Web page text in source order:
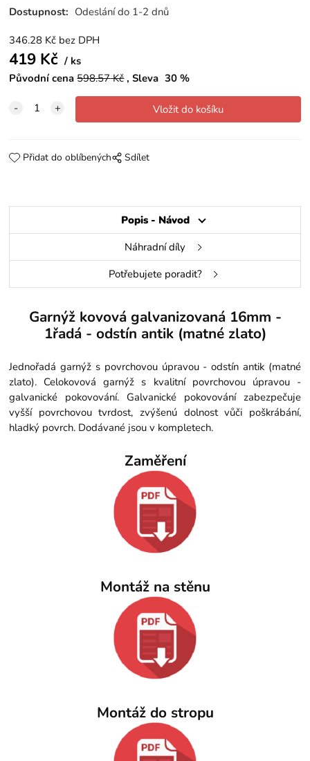
Dostupnost: Odeslání do 1-2 dnů
346.28 Kč bez DPH
419 Kč
ks
Původní cena 598.57Kč Sleva 30 %
Přidat do oblíbených Sdílet
Popis - Návod
Náhradní díly
Potřebujete poradit?
Garnýž kovová galvanizovaná 16mm -
1řadá - odstín antik (matné zlato)
Jednořadá garnýž s povrchovou úpravou - odstín antik (matné
zlato). Celokovová garnýž s kvalitní povrchovou úpravou -
galvanické pokovování. Galvanické pokovování zabezpečuje
vyšší povrchovou tvrdost, zvýšenú dolnost vůči poškrábání,
hladký povrch. Dodávané jsou v kompletech.
Zaměření
Montáž na stěnu
Montáž do stropu